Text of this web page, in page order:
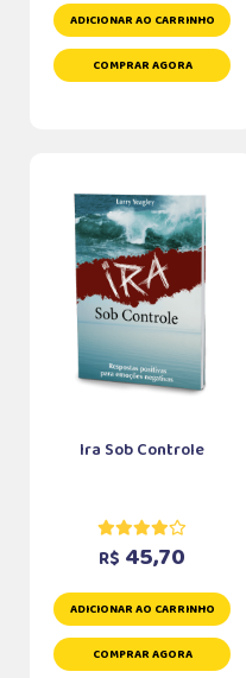
ADICIONAR AO CARRINHO
COMPRAR AGORA
Ira Sob Controle
R$ 45,70
ADICIONAR AO CARRINHO
COMPRAR AGORA